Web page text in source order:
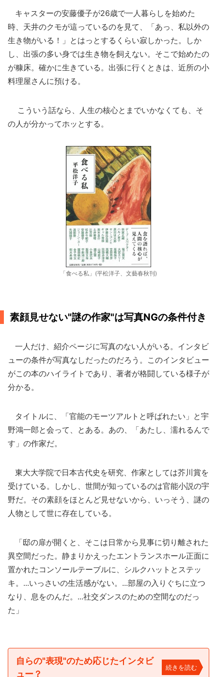
キャスターの安藤優子が26歳で一人暮らしを始めた
時、天井のクモが這っているのを見て、「あっ、私以外の
生き物がいる！」とはっとするくらい寂しかった。しか
し、出張の多い身では生き物を飼えない。そこで始めたの
が糠床。確かに生きている。出張に行くときは、近所の小
料理屋さんに預ける。
こういう話なら、人生の核心とまでいかなくても、そ
の人が分かってホッとする。
「食べる私」(平松洋子、文藝春秋刊)
素顔見せない"謎の作家"は写真NGの条件付き
一人だけ、紹介ページに写真のない人がいる。インタビ
ューの条件が写真なしだったのだろう。このインタビュー
がこの本のハイライトであり、著者が格闘している様子が
分かる。
タイトルに、「官能のモーツアルトと呼ばれたい」と宇
野鴻一郎と会って、とある。あの、「あたし、濡れるんで
す」の作家だ。
東大大学院で日本古代史を研究、作家としては芥川賞を
受けている。しかし、世間が知っているのは官能小説の宇
野だ。その素顔をほとんど見せないから、いっそう、謎の
人物として世に存在している。
「邸の扉が開くと、そこは日常から見事に切り離された
異空間だった。静まりかえったエントランスホール正面に
置かれたコンソールテーブルに、シルクハットとステッ
キ。...いっさいの生活感がない。...部屋の入りぐちに立つ
なり、息をのんだ。...社交ダンスのための空間なのだっ
た」
自らの"表現"のため応じたインタビ
ュー？
続きを読む